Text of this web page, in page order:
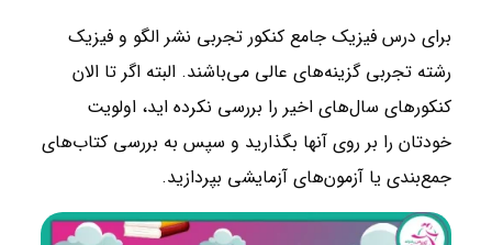
برای درس فیزیک جامع کنکور تجربی نشر الگو و فیزیک
رشته تجربی گزینه‌های عالی می‌باشند. البته اگر تا الان
کنکورهای سال‌های اخیر را بررسی نکرده اید، اولویت
خودتان را بر روی آنها بگذارید و سپس به بررسی کتاب‌های
جمع‌بندی یا آزمون‌های آزمایشی بپردازید.